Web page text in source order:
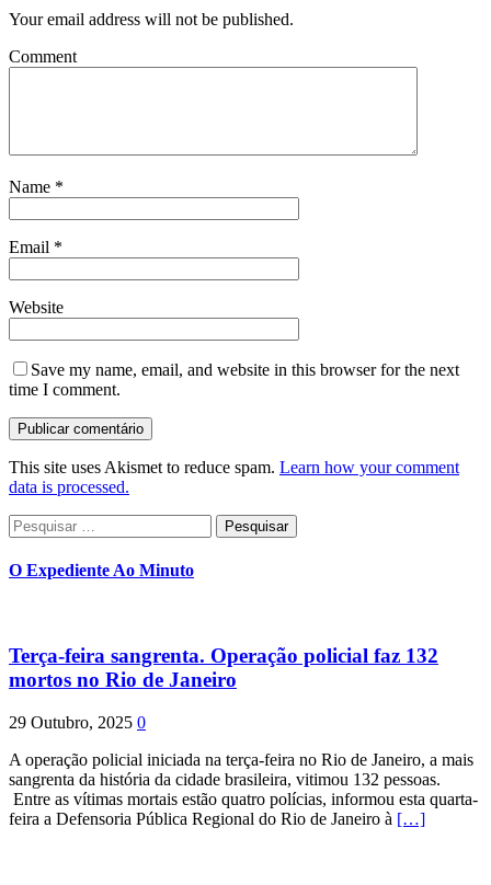
Your email address will not be published.
Comment
Name *
Email *
Website
Save my name, email, and website in this browser for the next
time I comment.
This site uses Akismet to reduce spam. Learn how your comment
data is processed.
Pesquisar
por:
O Expediente Ao Minuto
Terça-feira sangrenta. Operação policial faz 132
mortos no Rio de Janeiro
29 Outubro, 2025 0
A operação policial iniciada na terça-feira no Rio de Janeiro, a mais
sangrenta da história da cidade brasileira, vitimou 132 pessoas.
Entre as vítimas mortais estão quatro polícias, informou esta quarta-
feira a Defensoria Pública Regional do Rio de Janeiro à […]